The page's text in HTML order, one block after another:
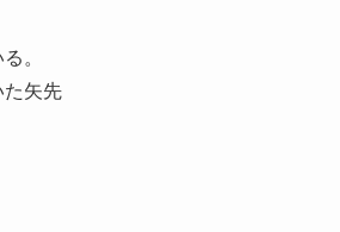
。
た矢先